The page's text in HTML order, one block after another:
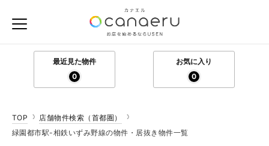
最近見た物件
0
お気に入り
0
TOP
店舗物件検索（首都圏）
緑園都市駅-相鉄いずみ野線の物件・居抜き物件一覧